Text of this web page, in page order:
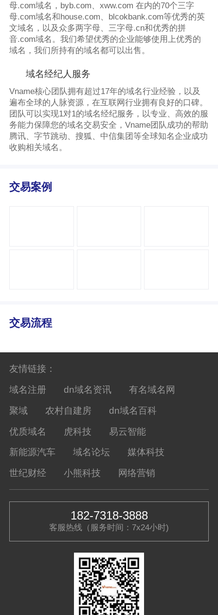
母.com域名，byb.com、xww.com 在内的70个三字
母.com域名和house.com、blcokbank.com等优秀的英
文域名，以及众多两字母、三字母.cn和优秀的拼
音.com域名。我们希望优秀的企业能够使用上优秀的
域名，我们所持有的域名都可以出售。
域名经纪人服务
Vname核心团队拥有超过17年的域名行业经验，以及
遍布全球的人脉资源，在互联网行业拥有良好的口碑。
团队可以实现1对1的域名经纪服务，以专业、高效的服
务能力保障您的域名交易安全，Vname团队成功的帮助
腾讯、字节跳动、搜狐、中信集团等全球知名企业成功
收购相关域名。
交易案例
交易流程
友情链接：
域名注册 dn域名资讯 有名域名网
聚域 农村自建房 dn域名百科
优质域名 虎科技 易云智能
新能源汽车 域名论坛 媒体科技
世纪财经 小熊科技 网络营销
182-7318-3888
客服热线（服务时间：7x24小时)